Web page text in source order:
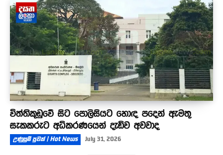
විත්තිකූඩුවේ සිට පොලිසියට හොඳ පදෙන් ඇමතූ
සැකකරුට අධිකරණයෙන් දැඩිව අවවාද
උණුසුම් පුවත් | Hot News July 31, 2026